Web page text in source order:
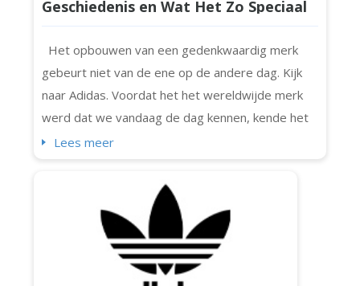
Geschiedenis en Wat Het Zo Speciaal
Maakt
Het opbouwen van een gedenkwaardig merk
gebeurt niet van de ene op de andere dag. Kijk
naar Adidas. Voordat het het wereldwijde merk
werd dat we vandaag de dag kennen, kende het
bescheiden begin en een kleurrijk verhaal. Adidas
En als je je ooit afvraagt hoe het in de loop der
tijd is veranderd, bekijk dan dit artikel. Laten we
ontdekken hoe het logo is...
Lees meer